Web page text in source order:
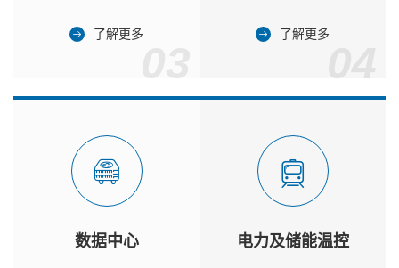
了解更多 了解更多
数据中心 电力及储能温控